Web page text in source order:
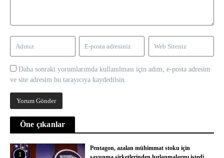
Daha sonraki yorumlarımda kullanılması için adım, e-posta adresim
ve site adresim bu tarayıcıya kaydedilsin.
Öne çıkanlar
1
Pentagon, azalan mühimmat stoku için